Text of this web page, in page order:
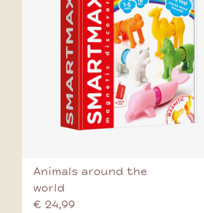
Animals around the
world
€ 24,99